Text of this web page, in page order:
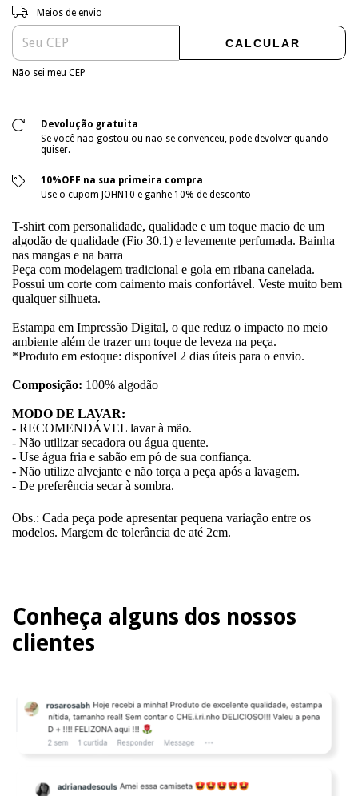
Entregas para o CEP:
Meios de envio
CALCULAR
Não sei meu CEP
Devolução gratuita
Se você não gostou ou não se convenceu, pode devolver quando
quiser.
10%OFF na sua primeira compra
Use o cupom JOHN10 e ganhe 10% de desconto
T-shirt com personalidade, qualidade e um toque macio de um
algodão de qualidade (Fio 30.1) e levemente perfumada. Bainha
nas mangas e na barra
Peça com modelagem tradicional e gola em ribana canelada.
Possui um corte com caimento mais confortável. Veste muito bem
qualquer silhueta.
Estampa em Impressão Digital, o que reduz o impacto no meio
ambiente além de trazer um toque de leveza na peça.
*Produto em estoque: disponível 2 dias úteis para o envio.
Composição: 100% algodão
MODO DE LAVAR:
- RECOMENDÁVEL lavar à mão.
- Não utilizar secadora ou água quente.
- Use água fria e sabão em pó de sua confiança.
- Não utilize alvejante e não torça a peça após a lavagem.
- De preferência secar à sombra.
Obs.: Cada peça pode apresentar pequena variação entre os
modelos. Margem de tolerância de até 2cm.
Conheça alguns dos nossos
clientes